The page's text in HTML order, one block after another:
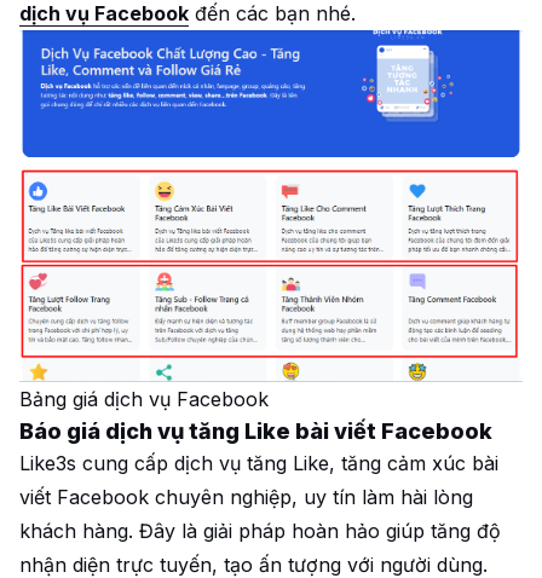
dịch vụ Facebook đến các bạn nhé.
Bảng giá dịch vụ Facebook
Báo giá dịch vụ tăng Like bài viết Facebook
Like3s cung cấp dịch vụ tăng Like, tăng cảm xúc bài
viết Facebook chuyên nghiệp, uy tín làm hài lòng
khách hàng. Đây là giải pháp hoàn hảo giúp tăng độ
nhận diện trực tuyến, tạo ấn tượng với người dùng.